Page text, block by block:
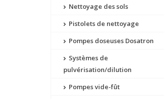
Nettoyage des sols
Pistolets de nettoyage
Pompes doseuses Dosatron
Systèmes de
pulvérisation/dilution
Pompes vide-fût